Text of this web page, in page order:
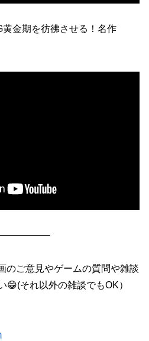
黄金期を彷彿させる！名作
のご意見やゲームの質問や雑談
😁(それ以外の雑談でもOK）